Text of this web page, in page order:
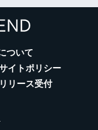
ついて
イトポリシー
リース受付